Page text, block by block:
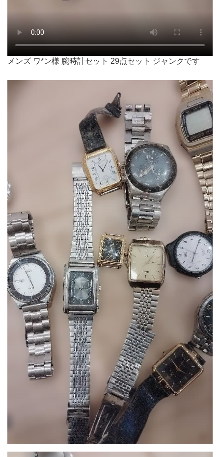
メンズ ワ*ン様 腕時計セット 29点セット ジャンクです